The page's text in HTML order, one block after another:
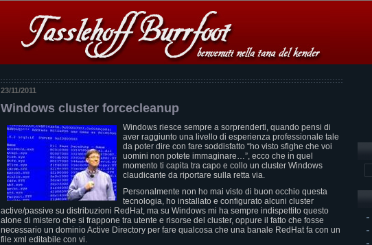
23/11/2011
Windows cluster forcecleanup
Windows riesce sempre a sorprenderti, quando pensi di
aver raggiunto una livello di esperienza professionale tale
da poter dire con fare soddisfatto “ho visto sfighe che voi
uomini non potete immaginare…”, ecco che in quel
momento ti capita tra capo e collo un cluster Windows
claudicante da riportare sulla retta via.
Personalmente non ho mai visto di buon occhio questa
tecnologia, ho installato e configurato alcuni cluster
active/passive su distribuzioni RedHat, ma su Windows mi ha sempre indispettito questo
alone di mistero che si frappone tra utente e risorse del cluster, oppure il fatto che fosse
necessario un dominio Active Directory per fare qualcosa che una banale RedHat fa con un
file xml editabile con vi.